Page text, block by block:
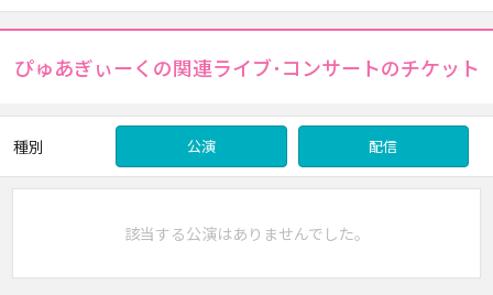
ぴゅあぎぃーくの関連ライブ･コンサートのチケット
種別 公演 配信
該当する公演はありませんでした。